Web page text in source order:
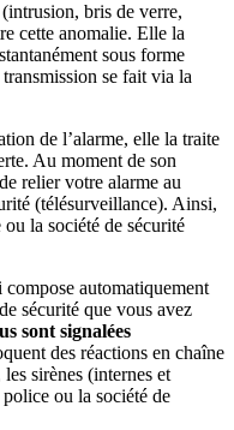
bris de verre,
cette anomalie. Elle la
sous forme
se fait via la
de l’alarme, elle la traite
Au moment de son
relier votre alarme au
(télésurveillance). Ainsi,
la société de sécurité
compose automatiquement
sécurité que vous avez
sont signalées
des réactions en chaîne
sirènes (internes et
ou la société de